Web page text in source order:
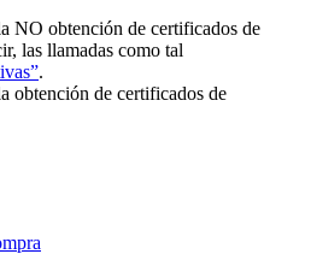
NO obtención de certificados de
las llamadas como tal
.
obtención de certificados de